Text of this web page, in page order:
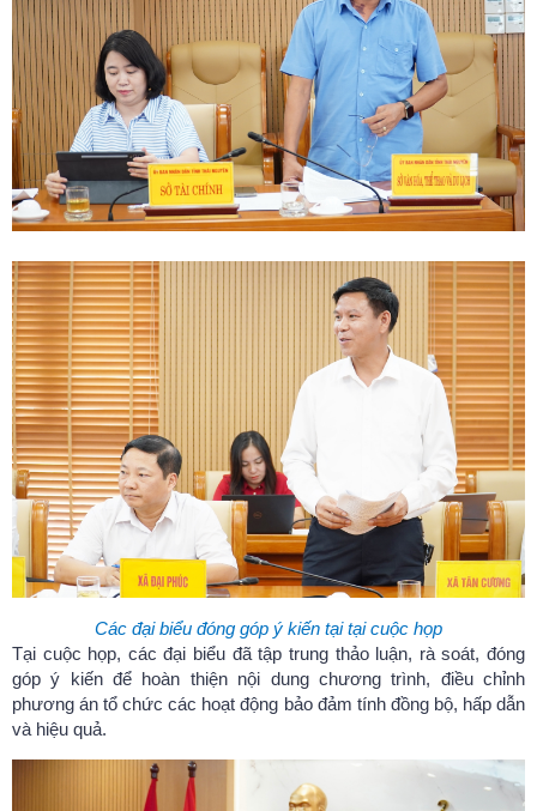
Các đại biểu đóng góp ý kiến tại tại cuộc họp
Tại cuộc họp, các đại biểu đã tập trung thảo luận, rà soát, đóng
góp ý kiến để hoàn thiện nội dung chương trình, điều chỉnh
phương án tổ chức các hoạt động bảo đảm tính đồng bộ, hấp dẫn
và hiệu quả.